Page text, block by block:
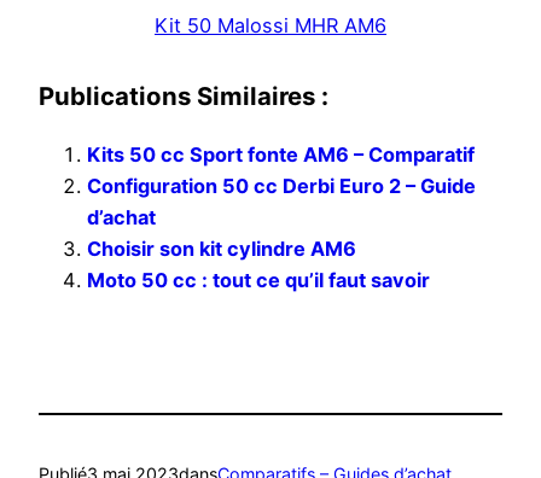
Kit 50 Malossi MHR AM6
Publications Similaires :
Kits 50 cc Sport fonte AM6 – Comparatif
Configuration 50 cc Derbi Euro 2 – Guide
d’achat
Choisir son kit cylindre AM6
Moto 50 cc : tout ce qu’il faut savoir
Publié3 mai 2023dansComparatifs – Guides d’achat